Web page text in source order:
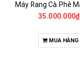
35.000.000₫
MUA HÀNG